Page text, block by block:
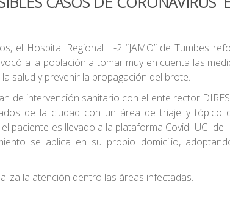
el Hospital Regional II-2 “JAMO” de Tumbes
a la población a tomar muy en cuenta las
salud y prevenir la propagación del brote.
de intervención sanitario con el ente rector
de la ciudad con un área de triaje y tópico
es llevado a la plataforma Covid -UCI del
se aplica en su propio domicilio,
la atención dentro las áreas infectadas.